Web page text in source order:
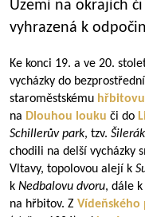
Území na okrajích
vyhrazená k
Ke konci 19. a ve 20.
vycházky do
staroměstskému hřbitovu
na Dlouhou louku či do
Schillerův park, tzv. Šilerák
chodili na delší vycházky
Vltavy, topolovou alejí k
k Nedbalovu dvoru, dále k
na hřbitov. Z Vídeňského